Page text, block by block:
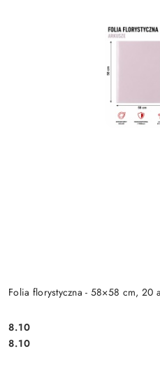
Folia florystyczna - 58×58 cm, 20
Cena:
8.10
Cena:
8.10